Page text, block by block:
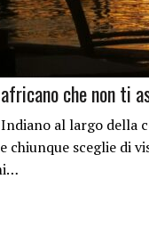
che non ti
al largo della
chiunque sceglie di